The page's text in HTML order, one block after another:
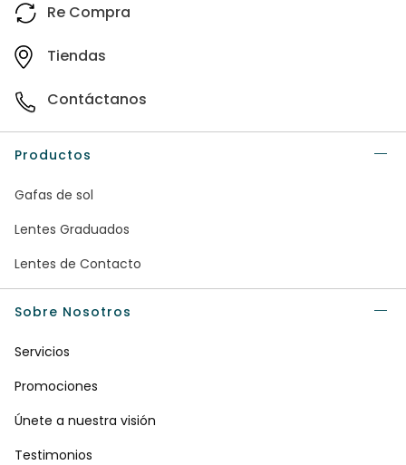
Re Compra
Tiendas
Contáctanos
Productos
Gafas de sol
Lentes Graduados
Lentes de Contacto
Sobre Nosotros
Servicios
Promociones
Únete a nuestra visión
Testimonios